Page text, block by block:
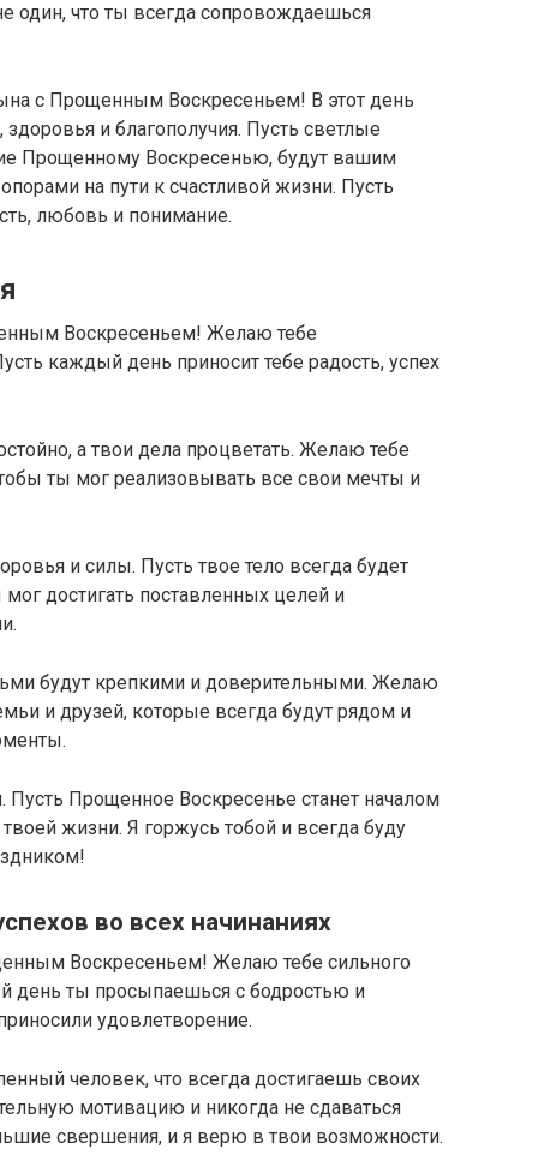
один, что ты всегда сопровождаешься
с Прощенным Воскресеньем! В этот день
и благополучия. Пусть светлые
Прощенному Воскресенью, будут вашим
на пути к счастливой жизни. Пусть
любовь и понимание.
Воскресеньем! Желаю тебе
каждый день приносит тебе радость, успех
а твои дела процветать. Желаю тебе
ты мог реализовывать все свои мечты и
и силы. Пусть твое тело всегда будет
достигать поставленных целей и
будут крепкими и доверительными. Желаю
и друзей, которые всегда будут рядом и
Прощенное Воскресенье станет началом
жизни. Я горжусь тобой и всегда буду
во всех начинаниях
Воскресеньем! Желаю тебе сильного
день ты просыпаешься с бодростью и
удовлетворение.
человек, что всегда достигаешь своих
мотивацию и никогда не сдаваться
свершения, и я верю в твои возможности.